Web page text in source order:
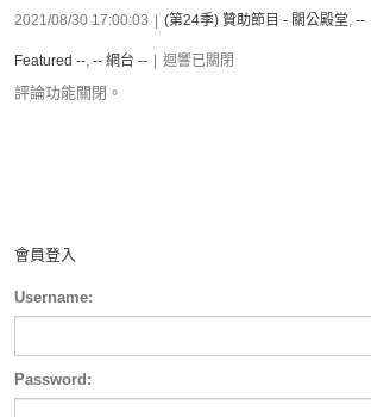
2021/08/30 17:00:03 (第24季) 贊助節目 - 關公殿堂, --
Featured --, -- 網台 -- 迴響已關閉
評論功能關閉。
會員登入
Username:
Password: